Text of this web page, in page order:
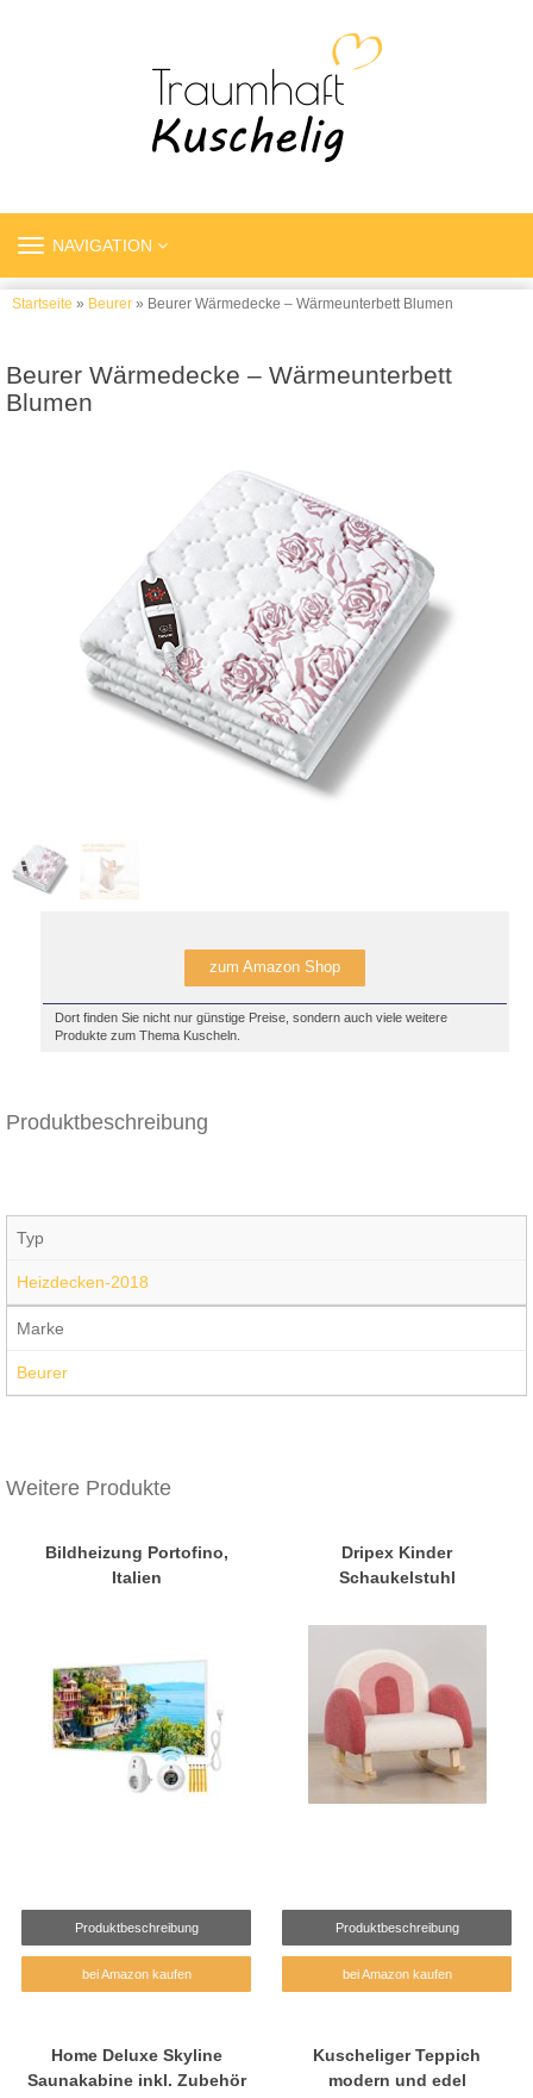
TOGGLE
NAVIGATION
Startseite » Beurer » Beurer Wärmedecke – Wärmeunterbett Blumen
Beurer Wärmedecke – Wärmeunterbett
Blumen
zum Amazon Shop
Dort finden Sie nicht nur günstige Preise, sondern auch viele weitere
Produkte zum Thema Kuscheln.
Produktbeschreibung
Typ
Heizdecken-2018
Marke
Beurer
Weitere Produkte
Bildheizung Portofino,
Italien
Produktbeschreibung
bei Amazon kaufen
Dripex Kinder
Schaukelstuhl
Produktbeschreibung
bei Amazon kaufen
Home Deluxe Skyline
Saunakabine inkl. Zubehör
Kuscheliger Teppich
modern und edel